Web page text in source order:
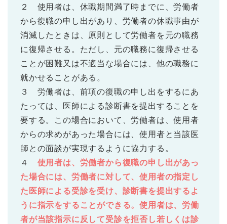
２ 使用者は、休職期間満了時までに、労働者
から復職の申し出があり、労働者の休職事由が
消滅したときは、原則として労働者を元の職務
に復帰させる。ただし、元の職務に復帰させる
ことが困難又は不適当な場合には、他の職務に
就かせることがある。
３ 労働者は、前項の復職の申し出をするにあ
たっては、医師による診断書を提出することを
要する。この場合において、労働者は、使用者
からの求めがあった場合には、使用者と当該医
師との面談が実現するように協力する。
４ 使用者は、労働者から復職の申し出があっ
た場合には、労働者に対して、使用者の指定し
た医師による受診を受け、診断書を提出するよ
うに指示をすることができる。使用者は、労働
者が当該指示に反して受診を拒否し若しくは診